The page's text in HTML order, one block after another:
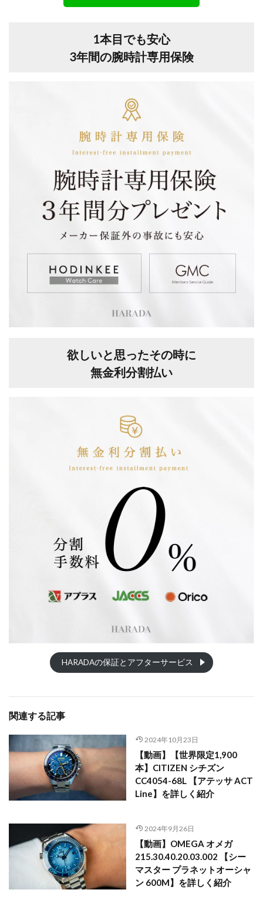
1本目でも安心
3年間の腕時計専用保険
欲しいと思ったその時に
無金利分割払い
HARADAの保証とアフターサービス
関連する記事
2024年10月23日
【動画】【世界限定1,900
本】CITIZEN シチズン
CC4054-68L 【アテッサ ACT
Line】を詳しく紹介
2024年9月26日
【動画】OMEGA オメガ
215.30.40.20.03.002 【シー
マスター プラネットオーシャ
ン 600M】を詳しく紹介